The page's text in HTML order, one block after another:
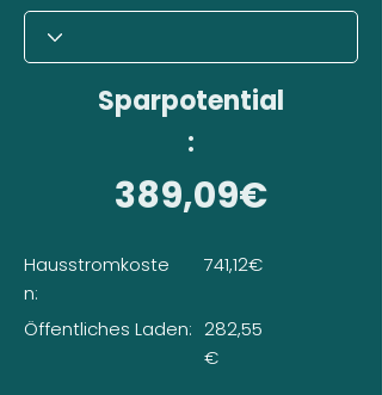
Sparpotential
:
389,09€
Hausstromkoste
n:
Öffentliches Laden:
741,12€
282,55
€